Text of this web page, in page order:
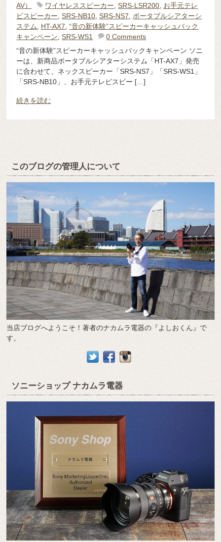
AV）
ワイヤレススピーカー,SRS-LSR200, お手元テレ
ビスピーカー,SRS-NB10,SRS-NS7,ポータブルシアターシ
ステム, HT-AX7,“音の新体験”スピーカーキャッシュバック
キャンペーン,SRS-WS1
0 Comments
“音の新体験”スピーカーキャッシュバックキャンペーン ソニ
ーは、新商品ポータブルシアターシステム「HT-AX7」発売
に合わせて、ネックスピーカー「SRS-NS7」「SRS-WS1」
「SRS-NB10」、お手元テレビスピー […]
続きを読む
このブログの管理人について
当店ブログへようこそ！著者のナカムラ電器の『よしおくん』で
す。
ソニーショップ ナカムラ電器